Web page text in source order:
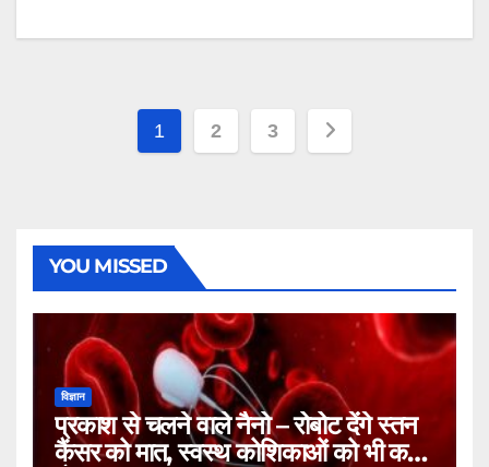
Posts
1 2 3
YOU MISSED
विज्ञान
प्रकाश से चलने वाले नैनो – रोबोट देंगे स्तन
कैंसर को मात, स्वस्थ कोशिकाओं को भी कम